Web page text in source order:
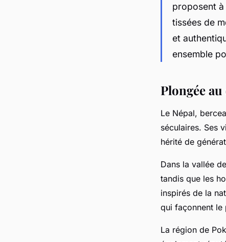
proposent
tissées de
et
ensemble
Plongée
Le Népal,
séculaires. Ses
hérité de
Dans la vallée
tandis que les
inspirés de la
qui façonnent le
La région de